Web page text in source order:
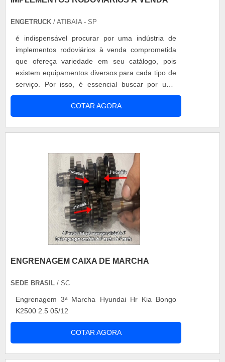
ENGETRUCK / ATIBAIA - SP
é indispensável procurar por uma indústria de
implementos rodoviários à venda comprometida
que ofereça variedade em seu catálogo, pois
existem equipamentos diversos para cada tipo de
serviço. Por isso, é essencial buscar por uma
empresa de confiança. Requisitos da indústria de
implementos rodoviários à venda Para contar com
uma indústria de confiança, o primeiro passo é
COTAR AGORA
ENGRENAGEM CAIXA DE MARCHA
SEDE BRASIL / SC
Engrenagem 3ª Marcha Hyundai Hr Kia Bongo
K2500 2.5 05/12
COTAR AGORA